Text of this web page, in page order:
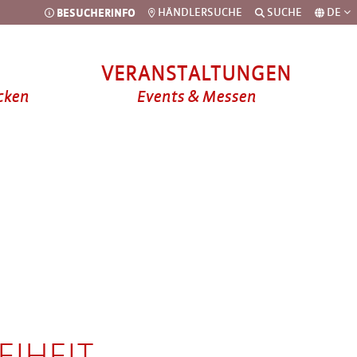
BESUCHERINFO HÄNDLERSUCHE SUCHE DE
VERANSTALTUNGEN
Events & Messen